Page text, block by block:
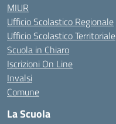
MIUR
Ufficio Scolastico Regionale
Ufficio Scolastico Territoriale
Scuola in Chiaro
Iscrizioni On Line
Invalsi
Comune
La Scuola